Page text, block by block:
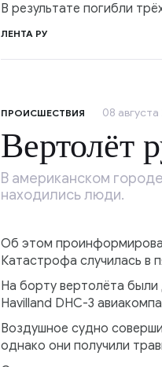
В результате погибли
ЛЕНТА РУ
ПРОИСШЕСТВИЯ 08
Вертолёт
В американском
находились люди.
Об этом
Катастрофа случилась в
На борту вертолёта
Havilland DHC-3
Воздушное судно
однако они получили